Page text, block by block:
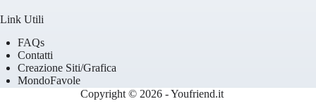
Link Utili
FAQs
Contatti
Creazione Siti/Grafica
MondoFavole
Copyright © 2026 - Youfriend.it